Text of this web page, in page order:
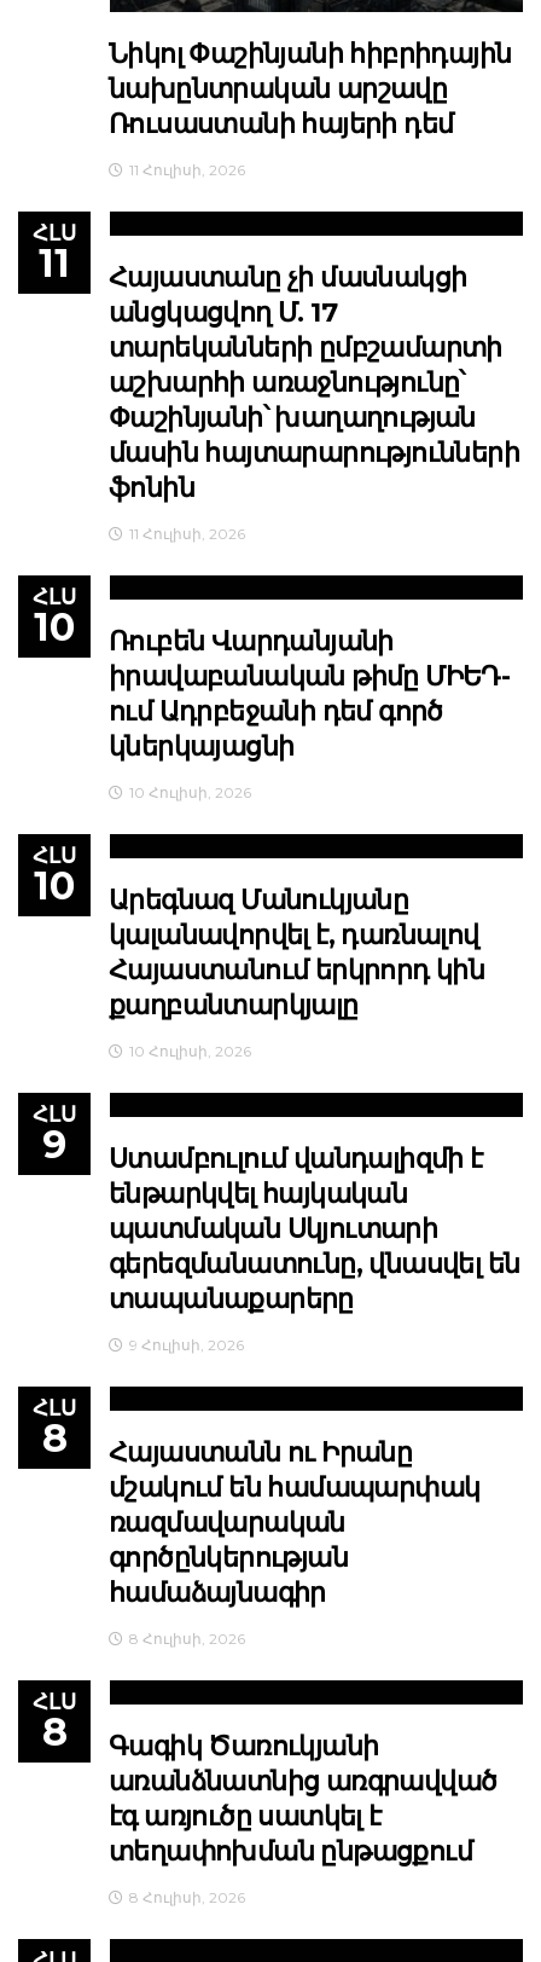
Նիկոլ Փաշինյանի հիբրիդային
նախընտրական արշավը
Ռուսաստանի հայերի դեմ
11 Հուլիսի, 2026
ՀԼՍ
11
Հայաստանը չի մասնակցի
անցկացվող Մ. 17
տարեկանների ըմբշամարտի
աշխարհի առաջնությունը՝
Փաշինյանի՝ խաղաղության
մասին հայտարարությունների
ֆոնին
11 Հուլիսի, 2026
ՀԼՍ
10
Ռուբեն Վարդանյանի
իրավաբանական թիմը ՄԻԵԴ-
ում Ադրբեջանի դեմ գործ
կներկայացնի
10 Հուլիսի, 2026
ՀԼՍ
10
Արեգնազ Մանուկյանը
կալանավորվել է, դառնալով
Հայաստանում երկրորդ կին
քաղբանտարկյալը
10 Հուլիսի, 2026
ՀԼՍ
9
Ստամբուլում վանդալիզմի է
ենթարկվել հայկական
պատմական Սկյուտարի
գերեզմանատունը, վնասվել են
տապանաքարերը
9 Հուլիսի, 2026
ՀԼՍ
8
Հայաստանն ու Իրանը
մշակում են համապարփակ
ռազմավարական
գործընկերության
համաձայնագիր
8 Հուլիսի, 2026
ՀԼՍ
8
Գագիկ Ծառուկյանի
առանձնատնից առգրավված
էգ առյուծը սատկել է
տեղափոխման ընթացքում
8 Հուլիսի, 2026